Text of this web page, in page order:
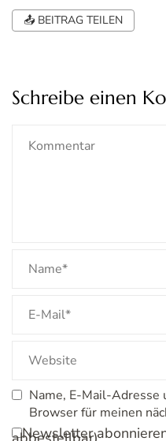
📤 BEITRAG TEILEN
Schreibe einen
Name, E-Mail-Adresse
Browser für meinen
Newsletter